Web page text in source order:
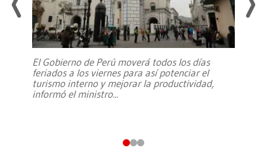
El Gobierno de Perú moverá todos los días
feriados a los viernes para así potenciar el
turismo interno y mejorar la productividad,
informó el ministro...